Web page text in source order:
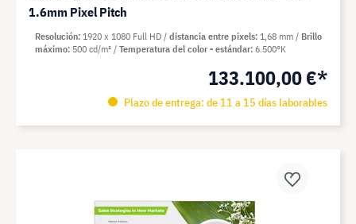
1.6mm Pixel Pitch
133.100,00 €*
Plazo de entrega: de 11 a 15 días laborables
Resolución 1920 x 1080 Full HD distancia entre pixels 1,68 mm
Brillo
máximo 500 cd/m² Temperatura del color - estándar 6.500°K